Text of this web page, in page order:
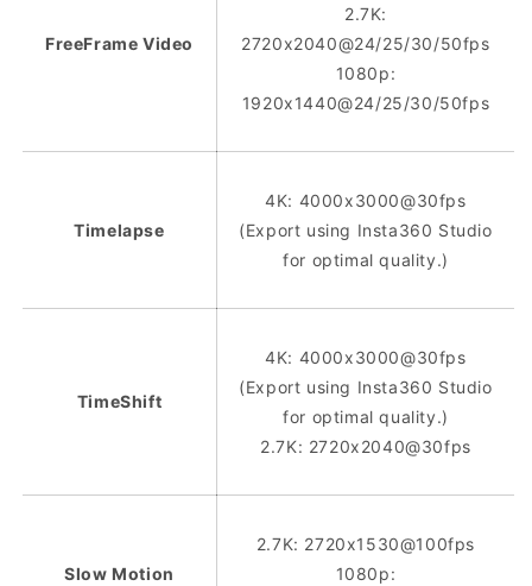
FreeFrame Video
2.7K:
2720x2040@24/25/30/50fps
1080p:
1920x1440@24/25/30/50fps
Timelapse
4K: 4000x3000@30fps
(Export using Insta360 Studio
for optimal quality.)
TimeShift
4K: 4000x3000@30fps
(Export using Insta360 Studio
for optimal quality.)
2.7K: 2720x2040@30fps
Slow Motion
2.7K: 2720x1530@100fps
1080p: